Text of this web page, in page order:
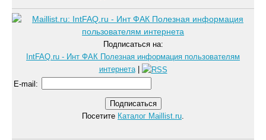
Подписаться на:
IntFAQ.ru - Инт ФАК Полезная информация пользователям
интернета|
E-mail :
Посетите Каталог Maillist.ru.